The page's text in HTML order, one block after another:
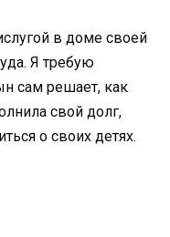
в доме своей
Я требую
сам решает, как
свой долг,
о своих детях.